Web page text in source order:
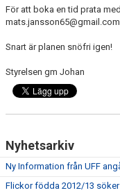
MATCHER
LEDARINFORMATION
DOMARE
OM DU SKADAR DIG
För att boka en tid prata
Snart är planen snöfri igen!
Styrelsen gm Johan
Nyhetsarkiv
Ny Information från UFF
Flickor födda 2012/13